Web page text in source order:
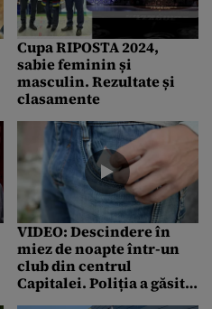
Cupa RIPOSTA 2024,
sabie feminin și
masculin. Rezultate și
clasamente
VIDEO: Descindere în
miez de noapte într-un
club din centrul
Capitalei. Poliția a găsit